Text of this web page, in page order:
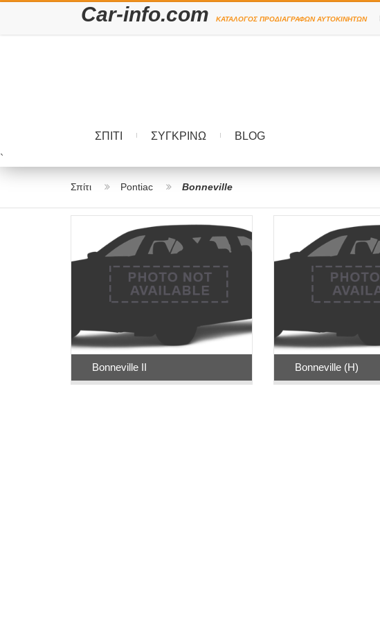
Car-info.com ΚΑΤΆΛΟΓΟΣ ΠΡΟΔΙΑΓΡΑΦΏΝ ΑΥΤΟΚΙΝΉΤΩΝ
ΣΠΊΤΙ ΣΥΓΚΡΊΝΩ
BLOG
`
Σπίτι Pontiac Bonneville
Bonneville II Bonneville (H)